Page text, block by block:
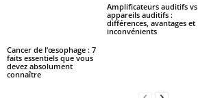
Cancer de l’œsophage : 7
faits essentiels que vous
devez absolument
connaître
Amplificateurs auditifs vs
appareils auditifs :
différences, avantages et
inconvénients